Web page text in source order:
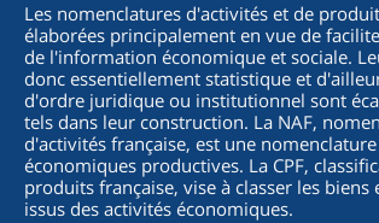
Les nomenclatures d'activités et de
élaborées principalement en vue de
de l'information économique et sociale.
donc essentiellement statistique et
d'ordre juridique ou institutionnel sont
tels dans leur construction. La NAF,
d'activités française, est une
économiques productives. La CPF,
produits française, vise à classer les biens
issus des activités économiques.